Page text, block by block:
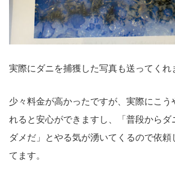
実際にダニを捕獲した写真も送ってくれ
少々料金が高かったですが、実際にこう
れると安心ができますし、「普段から
ダメだ」とやる気が湧いてくるので依頼
てます。